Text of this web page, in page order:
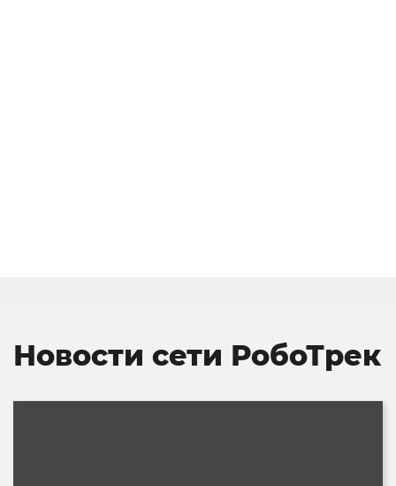
Новости сети РобоТрек